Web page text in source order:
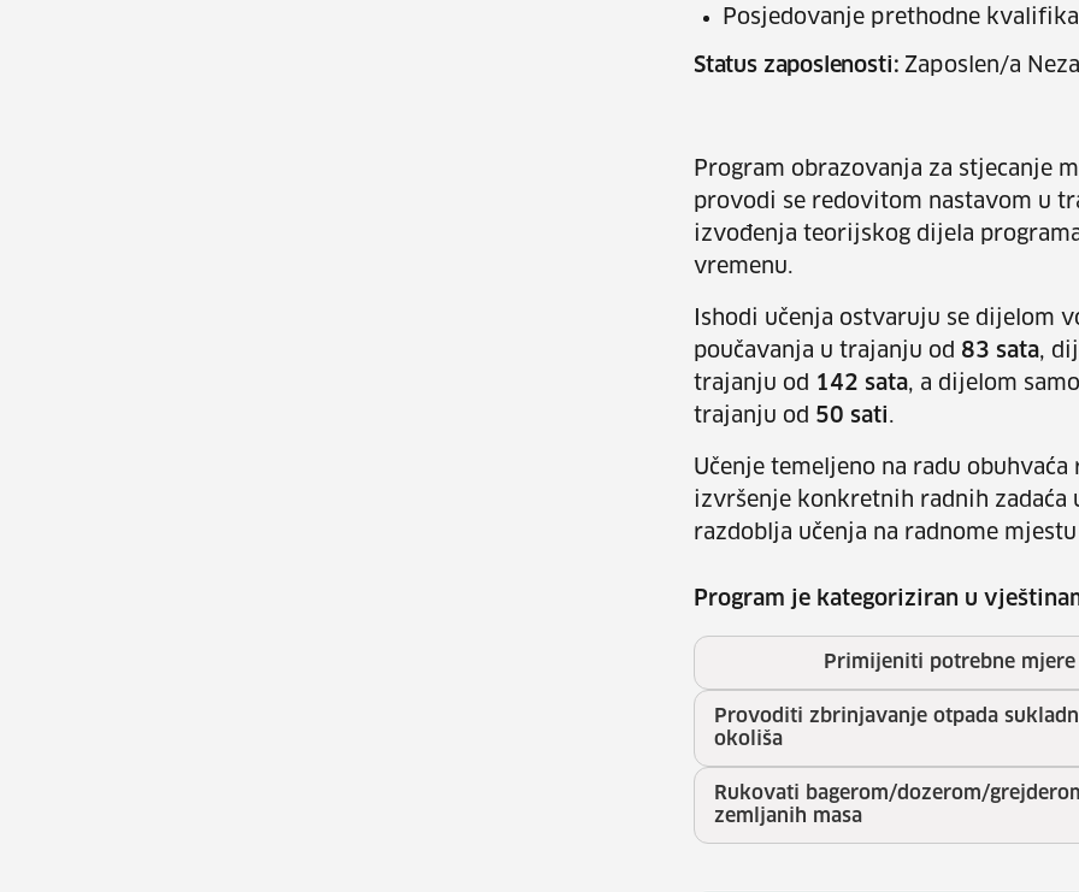
Posjedovanje prethodne
Status zaposlenosti: Zaposlen/a
Program obrazovanja za stjecanje
provodi se redovitom nastavom u
izvođenja teorijskog dijela
vremenu.
Ishodi učenja ostvaruju se dijelom
poučavanja u trajanju od 83 sata,
trajanju od 142 sata, a dijelom
trajanju od 50 sati.
Učenje temeljeno na radu
izvršenje konkretnih radnih
razdoblja učenja na radnome
Program je kategoriziran u
Primijeniti potrebne
Provoditi zbrinjavanje otpada
okoliša
Rukovati bagerom/dozerom/
zemljanih masa